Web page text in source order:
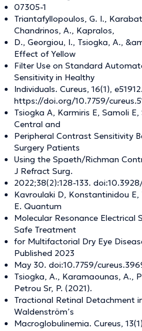
07305-1
Triantafyllopoulos, G. I.,
Chandrinos, A., Kapralos,
D., Georgiou, I., Tsiogka, A.,
Effect of Yellow
Filter Use on Standard
Sensitivity in Healthy
Individuals. Cureus, 16(1), e51912.
https://doi.org/10.7759/
Tsiogka A, Karmiris E, Samoli
Central and
Peripheral Contrast Sensitivity
Surgery Patients
Using the Spaeth/Richman
J Refract Surg.
2022;38(2):128-133.
Kavroulaki D, Konstantinidou E,
E. Quantum
Molecular Resonance Electrical
Safe Treatment
for Multifactorial Dry Eye
Published 2023
May 30. doi:10.7759/
Tsiogka, A., Karamaounas, A.,
Petrou Sr, P. (2021).
Tractional Retinal Detachment
Waldenström’s
Macroglobulinemia. Cureus,